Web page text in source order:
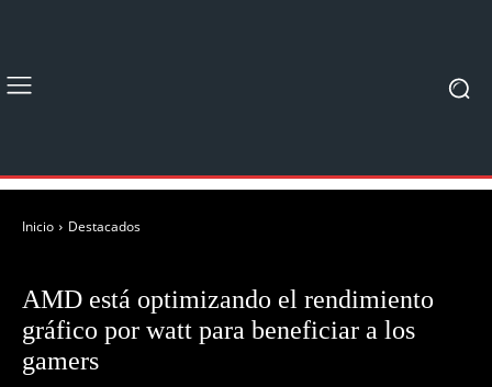
Inicio Destacados
AMD está optimizando el rendimiento
gráfico por watt para beneficiar a los
gamers